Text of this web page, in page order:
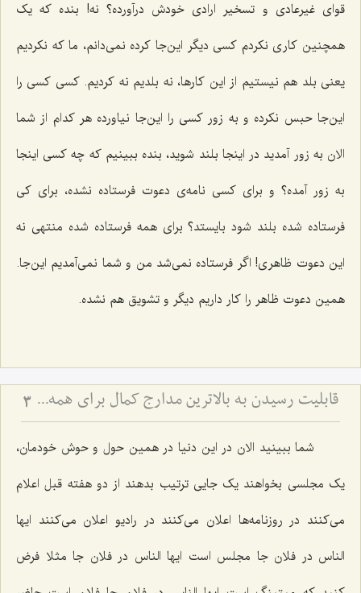
قوای غیرعادی و تسخیر ارادی خودش درآورده؟ نه! بنده که یک
همچنین کاری نکردم کسی دیگر این‌جا کرده نمی‌دانم، ما که نکردیم
یعنی بلد هم نیستیم از این کارها، نه بلدیم نه کردیم. کسی کسی را
این‌جا حبس نکرده و به زور کسی را این‌جا نیاورده هر کدام از شما
الان به زور آمدید در اینجا بلند شوید، بنده ببینیم که چه کسی اینجا
به زور آمده؟ و برای کسی نامه‌ی دعوت فرستاده نشده، برای کی
فرستاده شده بلند شود بایستد؟ برای همه فرستاده شده منتهی نه
این دعوت ظاهری! اگر فرستاده نمی‌شد من و شما نمی‌آمدیم این‌جا.
همین دعوت ظاهر را کار داریم دیگر و تشویق هم نشده.
قابلیت رسیدن به بالاترین مدارج کمال برای همه انسان ها 3
شما ببینید الان در این دنیا در همین حول و حوش خودمان،
یک مجلسی بخواهند یک جایی ترتیب بدهند از دو هفته قبل اعلام
می‌کنند در روزنامه‌ها اعلان می‌کنند در رادیو اعلان می‌کنند ایها
الناس در فلان جا مجلس است ایها الناس در فلان جا مثلا فرض